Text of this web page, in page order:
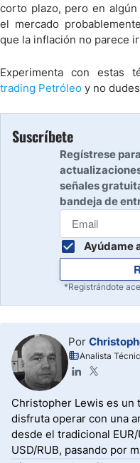
corto plazo, pero en
el mercado
que la inflación no parece
Experimenta con estas
trading Petróleo y no
Suscríbete
Regístrese
señales
bandeja de
Ayúdame
*Registrándote
Por
Analista
Christopher Lewis es un
disfruta operar con una
desde el tradicional
USD/RUB, pasando por